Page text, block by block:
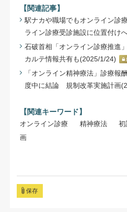
【関連記事】
駅ナカや職場でもオンライン診
ライン診療受診施設に位置付け
石破首相「オンライン診療推進
カルテ情報共有も(2025/1/24)
「オンライン精神療法」診療報
度中に結論 規制改革実施計画
【関連キーワード】
オンライン診療 精神療法 初
画
保存